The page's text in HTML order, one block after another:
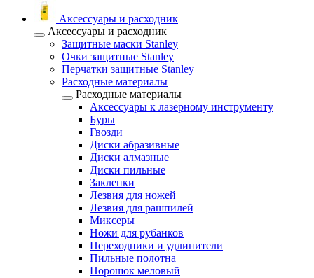
Аксессуары и расходник
Аксессуары и расходник
Защитные маски Stanley
Очки защитные Stanley
Перчатки защитные Stanley
Расходные материалы
Расходные материалы
Аксессуары к лазерному инструменту
Буры
Гвозди
Диски абразивные
Диски алмазные
Диски пильные
Заклепки
Лезвия для ножей
Лезвия для рашпилей
Миксеры
Ножи для рубанков
Переходники и удлинители
Пильные полотна
Порошок меловый